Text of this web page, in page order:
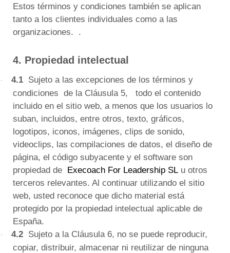
Estos términos y condiciones también se aplican
tanto a los clientes individuales como a las
organizaciones. .
4. Propiedad intelectual
· 4.1 Sujeto a las excepciones de los términos y
condiciones de la Cláusula 5,
todo el contenido
incluido en el sitio web, a menos que los usuarios lo
suban, incluidos, entre otros, texto, gráficos,
logotipos, iconos, imágenes, clips de sonido,
videoclips, las compilaciones de datos, el diseño de
página, el código subyacente y el software son
propiedad de Execoach For Leadership SL u otros
terceros relevantes. Al continuar utilizando el sitio
web, usted reconoce que dicho material está
protegido por la propiedad intelectual aplicable de
España.
· 4.2 Sujeto a la Cláusula 6, no se puede reproducir,
copiar, distribuir, almacenar ni reutilizar de ninguna